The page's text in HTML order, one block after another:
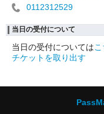
0112312529
当日の受付について
当日の受付については
チケットを取り出す